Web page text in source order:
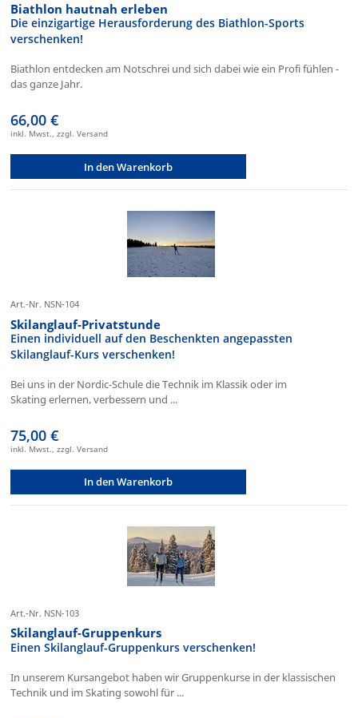
Biathlon hautnah erleben
Die einzigartige Herausforderung des Biathlon-Sports
verschenken!
Biathlon entdecken am Notschrei und sich dabei wie ein Profi fühlen -
das ganze Jahr.
66,00 €
inkl. Mwst., zzgl. Versand
In den Warenkorb
Art.-Nr. NSN-104
Skilanglauf-Privatstunde
Einen individuell auf den Beschenkten angepassten
Skilanglauf-Kurs verschenken!
Bei uns in der Nordic-Schule die Technik im Klassik oder im
Skating erlernen, verbessern und ...
75,00 €
inkl. Mwst., zzgl. Versand
In den Warenkorb
Art.-Nr. NSN-103
Skilanglauf-Gruppenkurs
Einen Skilanglauf-Gruppenkurs verschenken!
In unserem Kursangebot haben wir Gruppenkurse in der klassischen
Technik und im Skating sowohl für ...